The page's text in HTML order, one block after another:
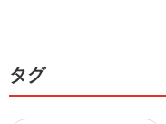
タグ